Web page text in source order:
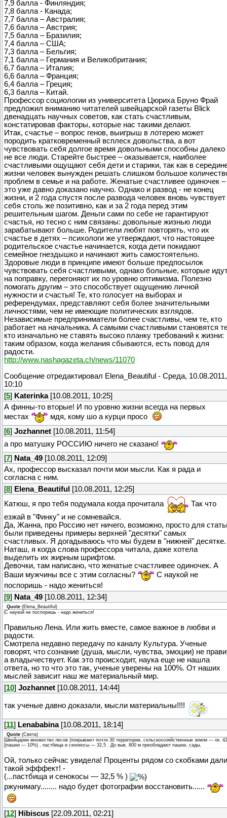
7,9 балла - Финляндия;
7,8 балла - Канада;
7,7 балла – Австралия;
7,6 балла – Австрия;
7,5 балла – Бразилия;
7,4 балла – США;
7,3 балла – Бельгия;
7,1 балла – Германия и Великобритания;
6,7 балла – Италия;
6,6 балла – Франция;
6,4 балла – Греция;
6,3 балла – Китай.
Профессор социологии из университета Цюриха Бруно Фрай
предложил вниманию читателей швейцарской газеты Blick
двенадцать научных советов, как стать счастливым,
констатировав факторы, которые нас такими делают.
Итак, счастье – вопрос генов, выигрыш в лотерею может
породить кратковременный всплеск довольства, а вот
чувствовать себя долгое время довольными способны далеко
не все люди. Старейте быстрее – оказывается, наиболее
счастливыми ощущают себя дети и старики, так как в
жизни человек вынужден решать слишком большое
проблем в семье и на работе. Женатые счастливее одиночек –
это уже давно доказано научно. Однако и развод - не конец
жизни, и 2 года спустя после развода человек вновь чувствует
себя столь же позитивно, как и за 2 года перед этим
решительным шагом. Деньги сами по себе не гарантируют
счастья, но тесно с ним связаны: довольные жизнью люди
зарабатывают больше. Родители любят повторять, что их
счастье в детях – психологи же утверждают, что настоящее
родительское счастье начинается, когда дети покидают
семейное гнездышко и начинают жить самостоятельно.
Здоровые люди в принципе имеют больше предпосылок
чувствовать себя счастливыми, однако больные, которые
на поправку, перегоняют их по уровню оптимизма. Полезно
помогать другим – это способствует ощущению личной
нужности и счастья! Те, кто голосует на выборах и
референдумах, представляют себя более значительными
личностями, чем не имеющие политических взглядов.
Независимые предприниматели более счастливы, чем те, кто
работает на начальника. А самыми счастливыми становятся
кто изначально не ставять высоко планку требований к жизни:
таким образом, когда желания сбываются, есть повод для
радости.
http://www.nashagazeta.ch/news/11070
Сообщение отредактировал Elena_Beautiful - Среда, 10.08.2011,
10:10
[5] Katerinka[10.08.2011, 10:25]
А финны-то вторые! И по уровню жизни всегда на первых
местах
мдя, кому шо а курци просо
[6] Jozhannet [10.08.2011, 11:54]
а про матушку РОССИЮ ничего не сказано!
[7] Nata_49 [10.08.2011, 12:09]
Ах, профессор высказал почти мои мысли. Как я рада и
согласна с ним.
[8] Elena_Beautiful
[10.08.2011, 12:25]
Катюш, я про тебя подумала когда прочитала
Так что
езжай в "Финку" и не сомневайся.
Да, Жанна, про Россию нет ничего, возможно, просто для
были приведены примеры верхней "десятки" самых
счастливых. Я догадываюсь что мы будем в "нижней" десятке.
Наташ, я когда слова профессора читала, даже хотела
выделить их жирным шрифтом.
Девочки, там написано, что женатые счастливее одиночек. А
Ваши мужчины все с этим согласны?
С наукой не
поспоришь - надо жениться!
[9] Nata_49 [10.08.2011, 12:34]
Quote (Elena_Beautiful )
С наукой не поспоришь - надо жениться!
Правильно Лена. Или жить вместе, самое важное в любви и
радости.
Смотрела недавно передачу по каналу Культура. Ученые
говорят, что сознание (душа, мысли, чувства, эмоции) не
а владычествует. Как это происходит, наука еще не нашла
ответа, но то что это так, ученые уверены на 100%. От наших
мыслей зависит наш же материальный мир.
[10] Jozhannet [10.08.2011, 14:44]
так ученые давно доказали, мысли материальны!!!!
[11] Lenababina[10.08.2011, 18:14]
Quote (Света)
Швейцарии множество лесов (покрывают почти 30 территории, сельскохозяйственные земли — ок.
(пашни — 10%) , пастбища и сенокосы — 32,5 . До вые. 800 м преобладают пашни, сады,
Ой, только сейчас увидела! Проценты рядом со скобками дали
такой эфффект! -
(...пастбища и сенокосы — 32,5 % )
ржунимагу........ надо будет фотографии восстановить......
[12] Hibiscus [22.09.2011, 02:21]